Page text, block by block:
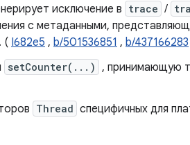
исключение в trace /
с метаданными,
( I682e5 , b/501536851 , b/437166283
setCounter(...) , принимающую
Thread специфичных для